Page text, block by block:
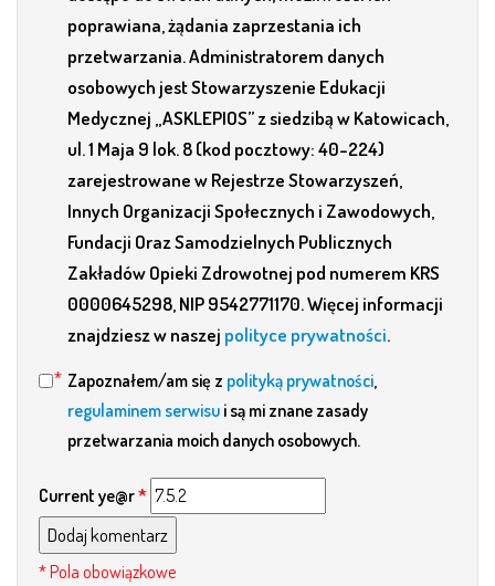
poprawiana, żądania zaprzestania ich
przetwarzania. Administratorem danych
osobowych jest Stowarzyszenie Edukacji
Medycznej „ASKLEPIOS” z siedzibą w Katowicach,
ul. 1 Maja 9 lok. 8 (kod pocztowy: 40-224)
zarejestrowane w Rejestrze Stowarzyszeń,
Innych Organizacji Społecznych i Zawodowych,
Fundacji Oraz Samodzielnych Publicznych
Zakładów Opieki Zdrowotnej pod numerem KRS
0000645298, NIP 9542771170. Więcej informacji
znajdziesz w naszej polityce prywatności.
Zapoznałem/am się z polityką prywatności,
regulaminem serwisu i są mi znane zasady
przetwarzania moich danych osobowych.
Current ye@r*